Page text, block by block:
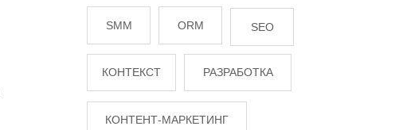
SMM ORM SEO
КОНТЕКСТ РАЗРАБОТКА
КОНТЕНТ-МАРКЕТИНГ